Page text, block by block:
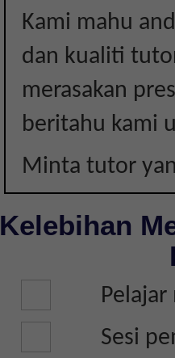
Kami mahu
dan kualiti
merasakan
beritahu kami
Minta tutor
Kelebihan
Sesi